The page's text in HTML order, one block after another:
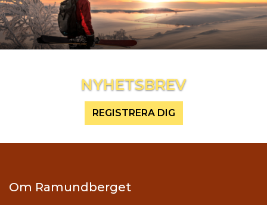
NYHETSBREV
REGISTRERA DIG
Om Ramundberget